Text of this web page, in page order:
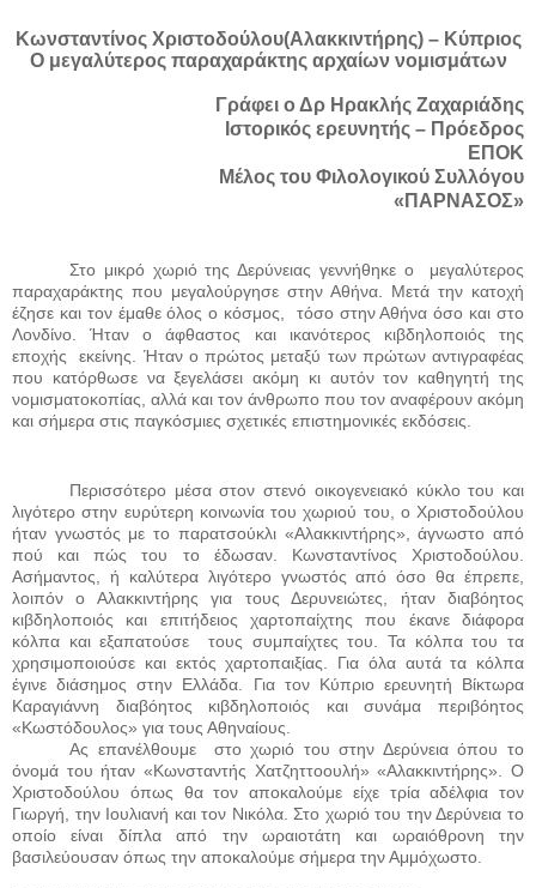
Κωνσταντίνος Χριστοδούλου(Αλακκιντήρης) – Κύπριος
Ο μεγαλύτερος παραχαράκτης αρχαίων νομισμάτων
Γράφει ο Δρ Ηρακλής Ζαχαριάδης
Ιστορικός ερευνητής – Πρόεδρος
ΕΠΟΚ
Μέλος του Φιλολογικού Συλλόγου
«ΠΑΡΝΑΣΟΣ»
Στο μικρό χωριό της Δερύνειας γεννήθηκε ο
μεγαλύτερος
παραχαράκτης που μεγαλούργησε στην Αθήνα. Μετά την κατοχή
έζησε και τον έμαθε όλος ο κόσμος,
τόσο στην Αθήνα όσο και στο
Λονδίνο. Ήταν ο άφθαστος και ικανότερος κιβδηλοποιός της
εποχής
εκείνης. Ήταν ο πρώτος μεταξύ των πρώτων αντιγραφέας
που κατόρθωσε να ξεγελάσει ακόμη κι αυτόν τον καθηγητή της
νομισματοκοπίας, αλλά και τον άνθρωπο που τον αναφέρουν ακόμη
και σήμερα στις παγκόσμιες σχετικές επιστημονικές εκδόσεις.
Περισσότερο μέσα στον στενό οικογενειακό κύκλο του και
λιγότερο στην ευρύτερη κοινωνία του χωριού του, ο Χριστοδούλου
ήταν γνωστός με το παρατσούκλι «Αλακκιντήρης», άγνωστο από
πού και πώς του το έδωσαν. Κωνσταντίνος Χριστοδούλου.
Ασήμαντος, ή καλύτερα λιγότερο γνωστός από όσο θα έπρεπε,
λοιπόν ο Αλακκιντήρης για τους Δερυνειώτες, ήταν διαβόητος
κιβδηλοποιός και επιτήδειος χαρτοπαίχτης που έκανε διάφορα
κόλπα και εξαπατούσε
τους συμπαίχτες του. Τα κόλπα του τα
χρησιμοποιούσε και εκτός χαρτοπαιξίας. Για όλα αυτά τα κόλπα
έγινε διάσημος στην Ελλάδα. Για τον Κύπριο ερευνητή Βίκτωρα
Καραγιάννη διαβόητος κιβδηλοποιός και συνάμα περιβόητος
«Κωστόδουλος» για τους Αθηναίους.
Ας επανέλθουμε
στο χωριό του στην Δερύνεια όπου το
όνομά του ήταν «Κωνσταντής Χατζηττοουλή» «Αλακκιντήρης». Ο
Χριστοδούλου όπως θα τον αποκαλούμε είχε τρία αδέλφια τον
Γιωργή, την Ιουλιανή και τον Νικόλα. Στο χωριό του την Δερύνεια το
οποίο είναι δίπλα από την ωραιοτάτη και ωραιόθρονη την
βασιλεύουσαν όπως την αποκαλούμε σήμερα την Αμμόχωστο.